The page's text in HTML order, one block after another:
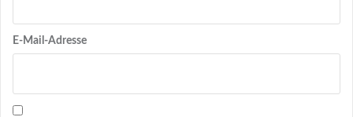
E-Mail-Adresse